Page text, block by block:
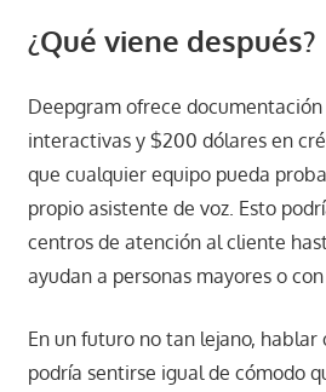
¿Qué viene después?
Deepgram ofrece
interactivas y $200 dólares en
que cualquier equipo pueda
propio asistente de voz. Esto
centros de atención al cliente
ayudan a personas mayores o
En un futuro no tan lejano, hablar
podría sentirse igual de cómodo